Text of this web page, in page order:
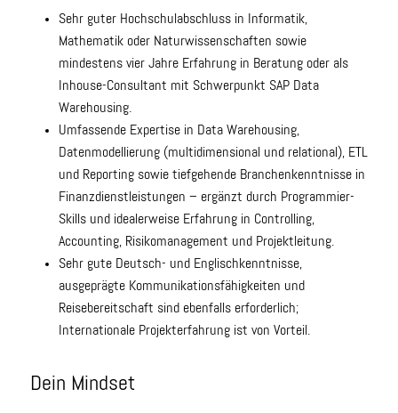
Sehr guter Hochschulabschluss in Informatik,
Mathematik oder Naturwissenschaften sowie
mindestens vier Jahre Erfahrung in Beratung oder als
Inhouse-Consultant mit Schwerpunkt SAP Data
Warehousing.
Umfassende Expertise in Data Warehousing,
Datenmodellierung (multidimensional und relational), ETL
und Reporting sowie tiefgehende Branchenkenntnisse in
Finanzdienstleistungen – ergänzt durch Programmier-
Skills und idealerweise Erfahrung in Controlling,
Accounting, Risikomanagement und Projektleitung.
Sehr gute Deutsch- und Englischkenntnisse,
ausgeprägte Kommunikationsfähigkeiten und
Reisebereitschaft sind ebenfalls erforderlich;
Internationale Projekterfahrung ist von Vorteil.
Dein Mindset